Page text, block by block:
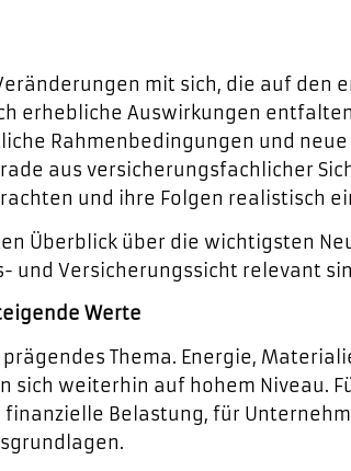
mit sich, die auf den
erhebliche Auswirkungen
Rahmenbedingungen und
aus versicherungsfachlicher
und ihre Folgen realistisch
Überblick über die wichtigsten
und Versicherungssicht relevant
Werte
Thema. Energie,
sich weiterhin auf hohem Niveau.
Belastung, für